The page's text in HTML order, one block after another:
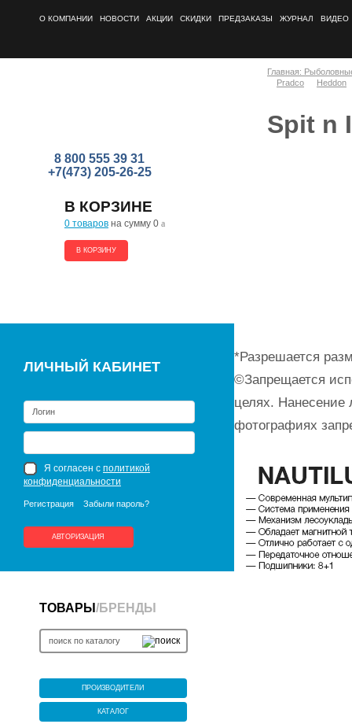
О КОМПАНИИ НОВОСТИ АКЦИИ СКИДКИ ПРЕДЗАКАЗЫ ЖУРНАЛ ВИДЕО
8 800 555 39 31
+7(473) 205-26-25
В КОРЗИНЕ
0 товаров на сумму 0 a
В КОРЗИНУ
ЛИЧНЫЙ КАБИНЕТ
Я согласен с политикой
конфиденциальности
Регистрация Забыли пароль?
АВТОРИЗАЦИЯ
ТОВАРЫ /БРЕНДЫ
ПРОИЗВОДИТЕЛИ
КАТАЛОГ
Главная:
Pradco
Heddon
Spit n
*Разрешается
©Запрещается
целях. Нанесение
фотографиях